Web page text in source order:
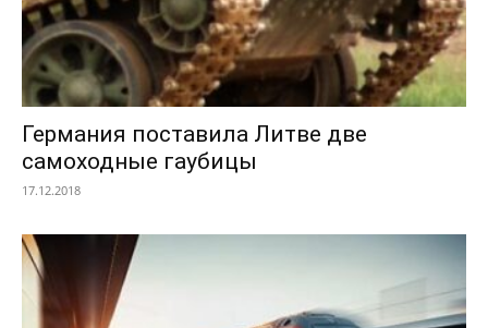
Германия поставила Литве две
самоходные гаубицы
17.12.2018